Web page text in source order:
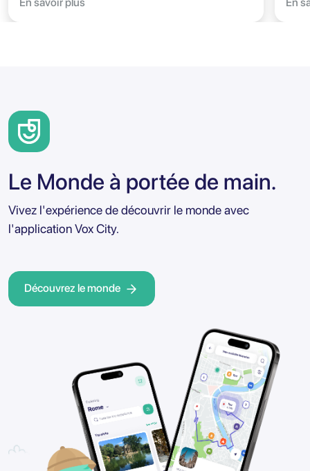
Le Monde à portée de main.
Vivez l'expérience de découvrir le monde avec
l'application Vox City.
Découvrez le monde